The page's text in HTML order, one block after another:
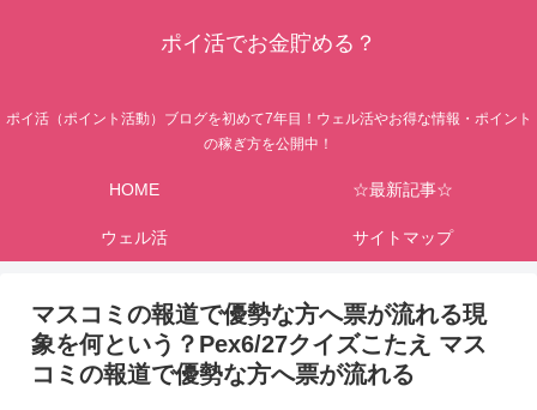
ポイ活でお金貯める？
ポイ活（ポイント活動）ブログを初めて7年目！ウェル活やお得な情報・ポイント
の稼ぎ方を公開中！
HOME ☆最新記事☆
ウェル活 サイトマップ
マスコミの報道で優勢な方へ票が流れる現
象を何という？Pex6/27クイズこたえ マス
コミの報道で優勢な方へ票が流れる